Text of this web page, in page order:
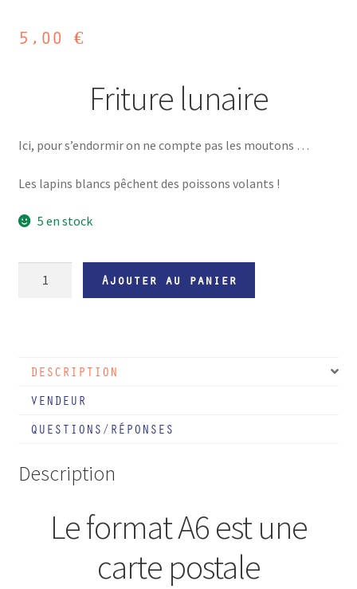
5,00 €
Friture lunaire
Ici, pour s’endormir on ne compte pas les moutons …
Les lapins blancs pêchent des poissons volants !
5 en stock
Friture
Ajouter au panier
DESCRIPTION
VENDEUR
QUESTIONS/RÉPONSES
Description
Le format A6 est une
carte postale